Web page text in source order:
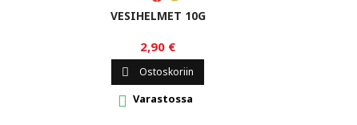
VESIHELMET 10G
2,90 €
 Ostoskoriin
 Varastossa